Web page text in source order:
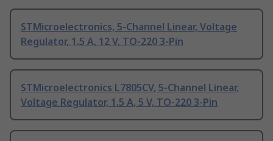
STMicroelectronics, 5-Channel Linear, Voltage
Regulator, 1.5 A, 12 V, TO-220 3-Pin
STMicroelectronics L7805CV, 5-Channel Linear,
Voltage Regulator, 1.5 A, 5 V, TO-220 3-Pin